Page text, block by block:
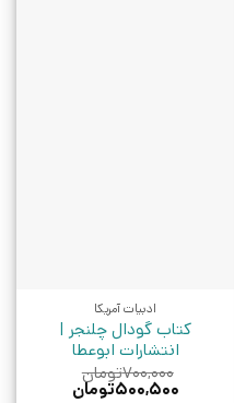
ادبیات آمریکا
کتاب گودال چلنجر |
انتشارات ابوعطا
۷۰۰,۰۰۰تومان
قیمت
۵۰۰,۵۰۰تومان